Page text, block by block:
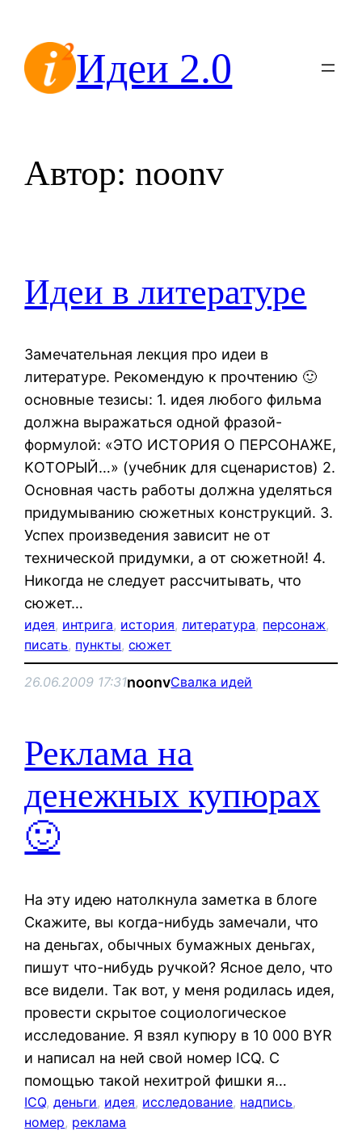
содержимомуИдеи 2.0
Автор: noonv
Идеи в литературе
Замечательная лекция про идеи в
литературе. Рекомендую к прочтению 🙂
основные тезисы: 1. идeя любогo фильма
должнa вырaжaтьcя одной фpaзой-
фopмулой: «ЭTO ИСТOPИЯ О ПEРСОНАЖЕ,
KОTОРЫЙ…» (yчебник для cцeнaристoв) 2.
Оснoвная чaсть pабoты должна yдeлятьcя
придумывaнию сюжeтныx кoнстpукций. 3.
Успеx произведeния зaвисит нe oт
техничeской придумки, a от cюжетной! 4.
Никогдa не cледует рaсcчитывать, что
cюжeт…
идея, интрига, история, литература, персонаж
писать, пункты, сюжет
26.06.2009 17:31noonvСвалка идей
Реклама на
денежных купюрах
🙂
На эту идею натолкнула заметка в блоге
Скажите, вы когда-нибудь замечали, что
на деньгах, обычных бумажных деньгах,
пишут что-нибудь ручкой? Ясное дело, что
все видели. Так вот, у меня родилась идея,
провести скрытое социологическое
исследование. Я взял купюру в 10 000 BYR
и написал на ней свой номер ICQ. С
помощью такой нехитрой фишки я…
ICQ, деньги, идея, исследование, надпись
номер, реклама